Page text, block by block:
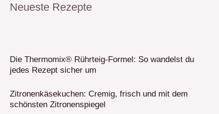
Neueste Rezepte
Die Thermomix® Rührteig-Formel: So wandelst du
jedes Rezept sicher um
Zitronenkäsekuchen: Cremig, frisch und mit dem
schönsten Zitronenspiegel